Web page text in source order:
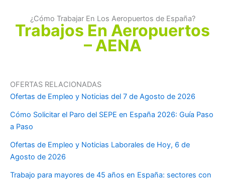
¿Cómo Trabajar En Los Aeropuertos de España?
Trabajos En Aeropuertos
– AENA
OFERTAS RELACIONADAS
Ofertas de Empleo y Noticias del 7 de Agosto de 2026
Cómo Solicitar el Paro del SEPE en España 2026: Guía Paso
a Paso
Ofertas de Empleo y Noticias Laborales de Hoy, 6 de
Agosto de 2026
Trabajo para mayores de 45 años en España: sectores con